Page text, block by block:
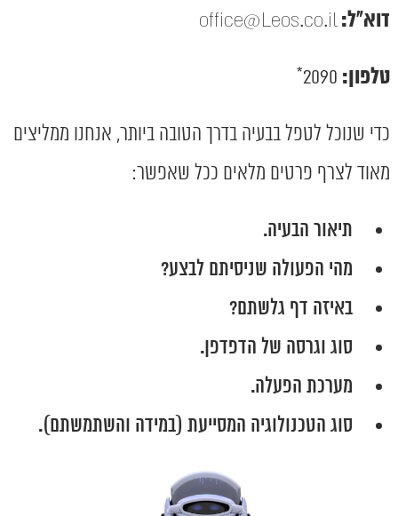
דוא"ל:office@Leos.co.il
טלפון: 2090*
כדי שנוכל לטפל בבעיה בדרך הטובה ביותר, אנחנו ממליצים
מאוד לצרף פרטים מלאים ככל שאפשר:
תיאור הבעיה.
מהי הפעולה שניסיתם לבצע?
באיזה דף גלשתם?
סוג וגרסה של הדפדפן.
מערכת הפעלה.
סוג הטכנולוגיה המסייעת (במידה והשתמשתם).